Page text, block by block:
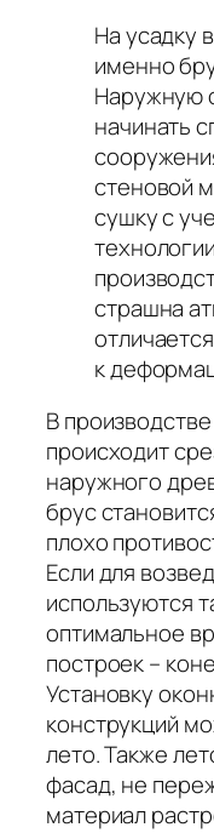
На усадку
именно
Наружную
начинать
стеновой
сушку с
страшна
к
В
происходит
наружного
брус
плохо
Если для
используются
оптимальное
построек –
Установку
конструкций
лето. Также
фасад, не
материал